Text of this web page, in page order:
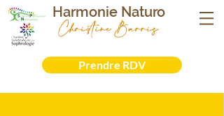
Sophrologue- Naturopathe - Iridologue -
Formatrice
Harmonie Naturo
Christine Barris
Prendre RDV